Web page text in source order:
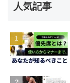
人気記事